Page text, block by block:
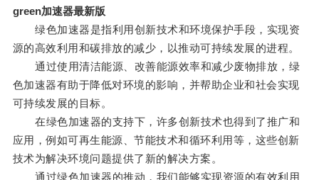
green加速器最新版
绿色加速器是指利用创新技术和环境保护手段，实现资
源的高效利用和碳排放的减少，以推动可持续发展的进程。
通过使用清洁能源、改善能源效率和减少废物排放，绿
色加速器有助于降低对环境的影响，并帮助企业和社会实现
可持续发展的目标。
在绿色加速器的支持下，许多创新技术也得到了推广和
应用，例如可再生能源、节能技术和循环利用等，这些创新
技术为解决环境问题提供了新的解决方案。
通过绿色加速器的推动，我们能够实现资源的有效利用